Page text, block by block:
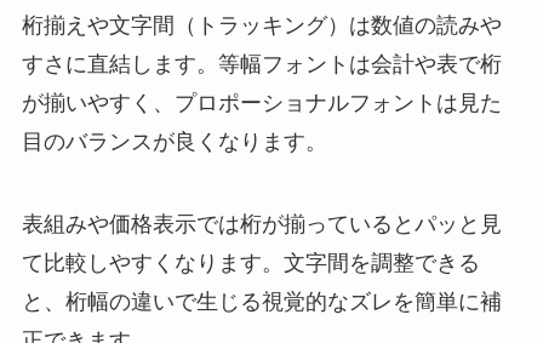
桁揃えや文字間（トラッキング）は数値の読みや
すさに直結します。等幅フォントは会計や表で桁
が揃いやすく、プロポーショナルフォントは見た
目のバランスが良くなります。
表組みや価格表示では桁が揃っているとパッと見
て比較しやすくなります。文字間を調整できる
と、桁幅の違いで生じる視覚的なズレを簡単に補